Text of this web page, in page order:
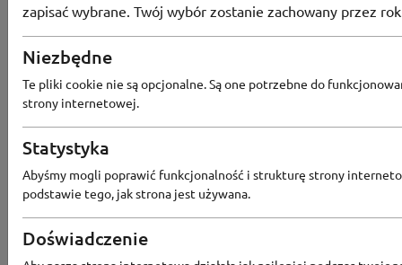
Popularne sklepy
RTV EURO AGD MODIVO
KOMFORT CCC SMYK
zapisać wybrane. Twój wybór zostanie zachowany przez
Niezbędne
Te pliki cookie nie są opcjonalne. Są one potrzebne do
strony internetowej.
Statystyka
Abyśmy mogli poprawić funkcjonalność i strukturę strony
podstawie tego, jak strona jest używana.
Doświadczenie